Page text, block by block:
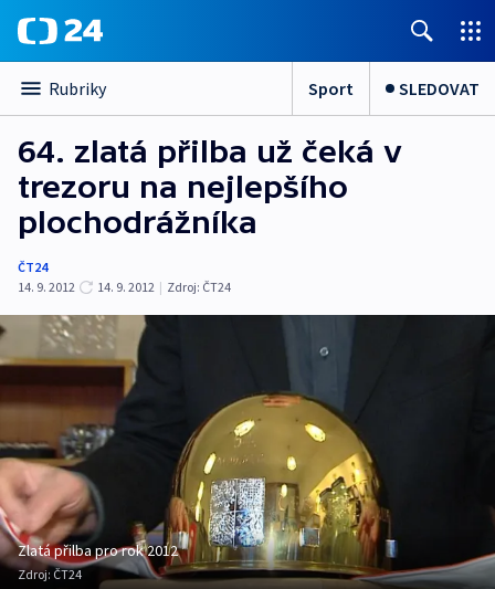
Rubriky Sport SLEDOVAT
64. zlatá přilba už čeká v
trezoru na nejlepšího
plochodrážníka
ČT24
14. 9. 2012
14. 9. 2012 | Zdroj: ČT24
Zlatá přilba pro rok 2012
Zdroj: ČT24